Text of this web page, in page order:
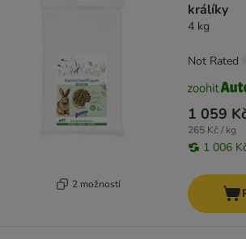
2 možností
králíky
4 kg
1 059
265 Kč / kg
1 006
Not Rated